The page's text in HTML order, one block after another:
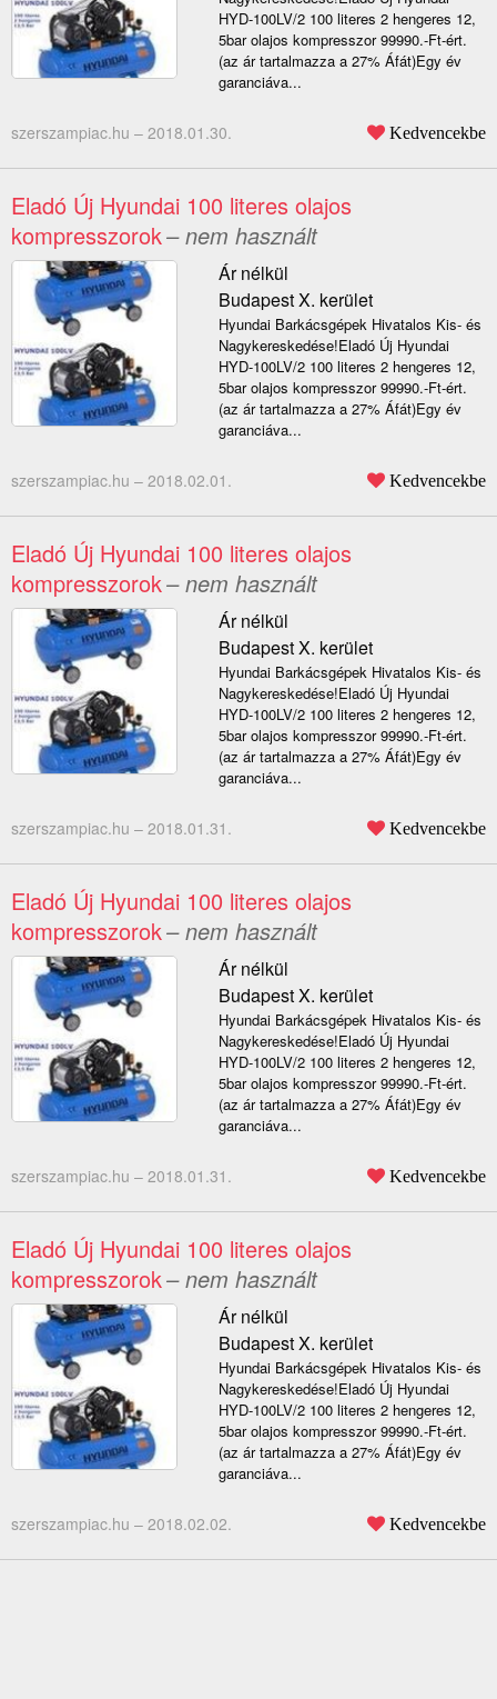
HYD-100LV/2 100 literes 2 hengeres 12,
5bar olajos kompresszor 99990.-Ft-ért.
(az ár tartalmazza a 27% Áfát)Egy év
garanciáva...
szerszampiac.hu – 2018.01.30. Kedvencekbe
Eladó Új Hyundai 100 literes olajos
kompresszorok– nem használt
Ár nélkül
Budapest X. kerület
Hyundai Barkácsgépek Hivatalos Kis- és
Nagykereskedése!Eladó Új Hyundai
HYD-100LV/2 100 literes 2 hengeres 12,
5bar olajos kompresszor 99990.-Ft-ért.
(az ár tartalmazza a 27% Áfát)Egy év
garanciáva...
szerszampiac.hu – 2018.02.01. Kedvencekbe
Eladó Új Hyundai 100 literes olajos
kompresszorok– nem használt
Ár nélkül
Budapest X. kerület
Hyundai Barkácsgépek Hivatalos Kis- és
Nagykereskedése!Eladó Új Hyundai
HYD-100LV/2 100 literes 2 hengeres 12,
5bar olajos kompresszor 99990.-Ft-ért.
(az ár tartalmazza a 27% Áfát)Egy év
garanciáva...
szerszampiac.hu – 2018.01.31. Kedvencekbe
Eladó Új Hyundai 100 literes olajos
kompresszorok– nem használt
Ár nélkül
Budapest X. kerület
Hyundai Barkácsgépek Hivatalos Kis- és
Nagykereskedése!Eladó Új Hyundai
HYD-100LV/2 100 literes 2 hengeres 12,
5bar olajos kompresszor 99990.-Ft-ért.
(az ár tartalmazza a 27% Áfát)Egy év
garanciáva...
szerszampiac.hu – 2018.01.31. Kedvencekbe
Eladó Új Hyundai 100 literes olajos
kompresszorok– nem használt
Ár nélkül
Budapest X. kerület
Hyundai Barkácsgépek Hivatalos Kis- és
Nagykereskedése!Eladó Új Hyundai
HYD-100LV/2 100 literes 2 hengeres 12,
5bar olajos kompresszor 99990.-Ft-ért.
(az ár tartalmazza a 27% Áfát)Egy év
garanciáva...
szerszampiac.hu – 2018.02.02. Kedvencekbe